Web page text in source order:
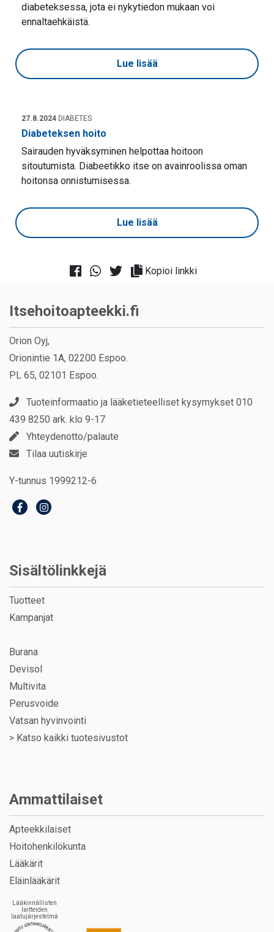
diabeteksessa, jota ei nykytiedon mukaan voi
ennaltaehkäistä.
Lue lisää
27.8.2024 DIABETES
Diabeteksen hoito
Sairauden hyväksyminen helpottaa hoitoon
sitoutumista. Diabeetikko itse on avainroolissa oman
hoitonsa onnistumisessa.
Lue lisää
Kopioi linkki
Itsehoitoapteekki.fi
Orion Oyj,
Orionintie 1A, 02200 Espoo.
PL 65, 02101 Espoo.
Tuoteinformaatio ja lääketieteelliset kysymykset 010
439 8250 ark. klo 9-17
Yhteydenotto/palaute
Tilaa uutiskirje
Y-tunnus 1999212-6
Sisältölinkkejä
Tuotteet
Kampanjat
Burana
Devisol
Multivita
Perusvoide
Vatsan hyvinvointi
> Katso kaikki tuotesivustot
Ammattilaiset
Apteekkilaiset
Hoitohenkilökunta
Lääkärit
Eläinlääkärit
Lääkinnällisten
laitteiden
laatujärjestelmä